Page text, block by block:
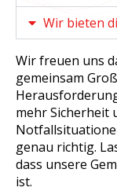
Wir bieten
Wir freuen uns
gemeinsam
mehr Sicherheit
genau richtig.
dass unsere
ist.